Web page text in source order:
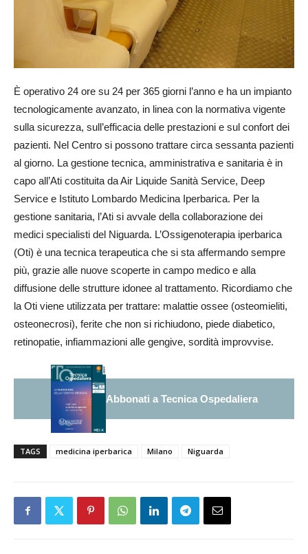
È operativo 24 ore su 24 per 365 giorni l’anno e ha un impianto
tecnologicamente avanzato, in linea con la normativa vigente
sulla sicurezza, sull’efficacia delle prestazioni e sul confort dei
pazienti. Nel Centro si possono trattare circa sessanta pazienti
al giorno. La gestione tecnica, amministrativa e sanitaria è in
capo all’Ati costituita da Air Liquide Sanità Service, Deep
Service e Istituto Lombardo Medicina Iperbarica. Per la
gestione sanitaria, l’Ati si avvale della collaborazione dei
medici specialisti del Niguarda. L’Ossigenoterapia iperbarica
(Oti) è una tecnica terapeutica che si sta affermando sempre
più, grazie alle nuove scoperte in campo medico e alla
diffusione delle strutture idonee al trattamento. Ricordiamo che
la Oti viene utilizzata per trattare: malattie ossee (osteomieliti,
osteonecrosi), ferite che non si richiudono, piede diabetico,
retinopatie, infiammazioni alle gengive, sordità improvvise.
Abbonati a Tecnica Ospedaliera
TAGS medicina iperbarica Milano Niguarda